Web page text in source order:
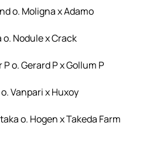
o. Moligna x Adamo
o. Nodule x Crack
o. Gerard P x Gollum P
Vanpari x Huxoy
o. Hogen x Takeda Farm